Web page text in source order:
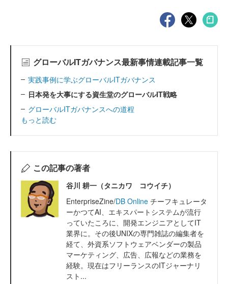
グローバルITガバナンス最新事情連載記事一覧
実践事例に学ぶグローバルITガバナンス
日本発を大事にする資生堂のグローバルIT戦略
グローバルITガバナンスへの道程
もっと読む
この記事の著者
谷川 耕一（タニカワ コウイチ）
EnterpriseZine/DB Online チーフキュレータ
ーかつてAI、エキスパートシステムが流行
っていたころに、開発エンジニアとしてIT
業界に。その後UNIXの専門雑誌の編集者を
経て、外資系ソフトウェアベンダーの製品
マーケティング、広告、広報などの業務を
経験。現在はフリーランスのITジャーナリ
スト...